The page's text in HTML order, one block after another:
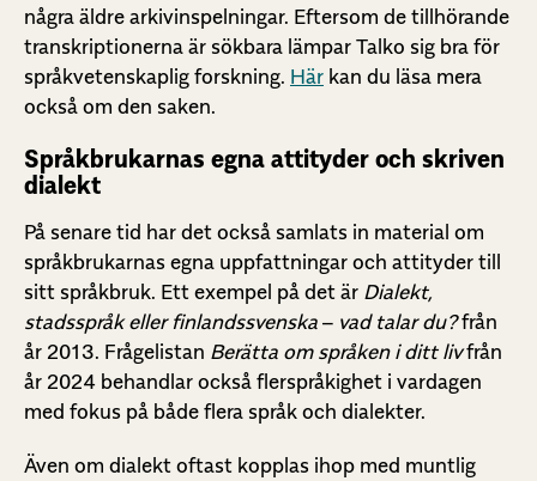
några äldre arkivinspelningar. Eftersom de tillhörande
transkriptionerna är sökbara lämpar Talko sig bra för
språkvetenskaplig forskning. Här kan du läsa mera
också om den saken.
Språkbrukarnas egna attityder och skriven
dialekt
På senare tid har det också samlats in material om
språkbrukarnas egna uppfattningar och attityder till
sitt språkbruk. Ett exempel på det är Dialekt,
stadsspråk eller finlandssvenska – vad talar du?från
år 2013. Frågelistan Berätta om språken i ditt livfrån
år 2024 behandlar också flerspråkighet i vardagen
med fokus på både flera språk och dialekter.
Även om dialekt oftast kopplas ihop med muntlig